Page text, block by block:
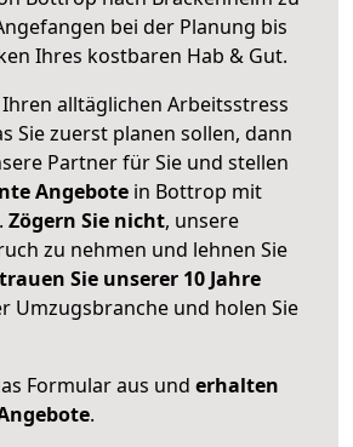
bei der Planung bis
Ihres kostbaren Hab & Gut.
alltäglichen Arbeitsstress
Sie zuerst planen sollen, dann
Partner für Sie und stellen
Angebote in Bottrop mit
Zögern Sie nicht, unsere
zu nehmen und lehnen Sie
Sie unserer 10 Jahre
Umzugsbranche und holen Sie
Formular aus und erhalten
.